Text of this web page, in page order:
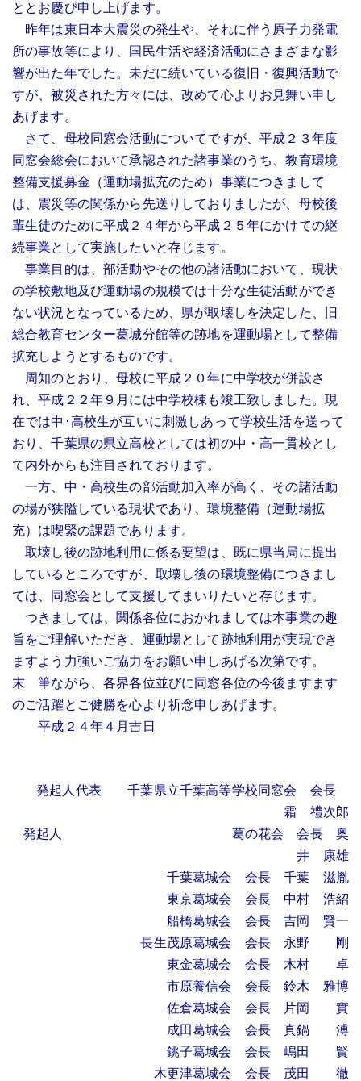
ととお慶び申し上げます。
昨年は東日本大震災の発生や、それに伴う原子力発電
所の事故等により、国民生活や経済活動にさまざまな影
響が出た年でした。未だに続いている復旧・復興活動で
すが、被災された方々には、改めて心よりお見舞い申し
あげます。
さて、母校同窓会活動についてですが、平成２３年度
同窓会総会において承認された諸事業のうち、教育環境
整備支援募金（運動場拡充のため）事業につきまして
は、震災等の関係から先送りしておりましたが、母校後
輩生徒のために平成２４年から平成２５年にかけての継
続事業として実施したいと存じます。
事業目的は、部活動やその他の諸活動において、現状
の学校敷地及び運動場の規模では十分な生徒活動ができ
ない状況となっているため、県が取壊しを決定した、旧
総合教育センター葛城分館等の跡地を運動場として整備
拡充しようとするものです。
周知のとおり、母校に平成２０年に中学校が併設さ
れ、平成２２年９月には中学校棟も竣工致しました。現
在では中･高校生が互いに刺激しあって学校生活を送って
おり、千葉県の県立高校としては初の中・高一貫校とし
て内外からも注目されております。
一方、中・高校生の部活動加入率が高く、その諸活動
の場が狭隘している現状であり、環境整備（運動場拡
充）は喫緊の課題であります。
取壊し後の跡地利用に係る要望は、既に県当局に提出
しているところですが、取壊し後の環境整備につきまし
ては、同窓会として支援してまいりたいと存じます。
つきましては、関係各位におかれましては本事業の趣
旨をご理解いただき、運動場として跡地利用が実現でき
ますよう力強いご協力をお願い申しあげる次第です。
末 筆ながら、各界各位並びに同窓各位の今後ますます
のご活躍とご健勝を心より祈念申しあげます。
平成２４年４月吉日
発起人代表 千葉県立千葉高等学校同窓会 会長
霜 禮次郎
発起人 葛の花会 会長 奥
井 康雄
千葉葛城会 会長 千葉 滋胤
東京葛城会 会長 中村 浩紹
船橋葛城会 会長 吉岡 賢一
長生茂原葛城会 会長 永野 剛
東金葛城会 会長 木村 卓
市原養信会 会長 鈴木 雅博
佐倉葛城会 会長 片岡 實
成田葛城会 会長 真鍋 溥
銚子葛城会 会長 嶋田 賢
木更津葛城会 会長 茂田 徹